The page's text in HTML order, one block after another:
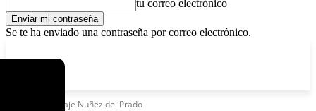
tu correo electrónico
Se te ha enviado una contraseña por correo electrónico.
Pasaje Nuñez del Prado